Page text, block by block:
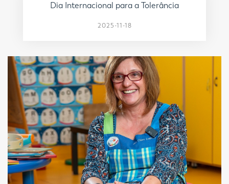
Dia Internacional para a Tolerância
2025-11-18